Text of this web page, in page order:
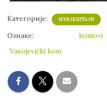
Категорије: ИЗВЈЕШТАЈИ
Ознаке: komovi
Vasojevićki kom